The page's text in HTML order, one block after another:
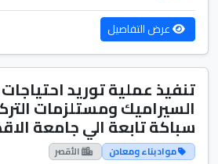
عرض التفاصيل
السيراميك ومستلزمات
سباكة تابعة الي جامعة
مواد بناء ومعادن الأقصر